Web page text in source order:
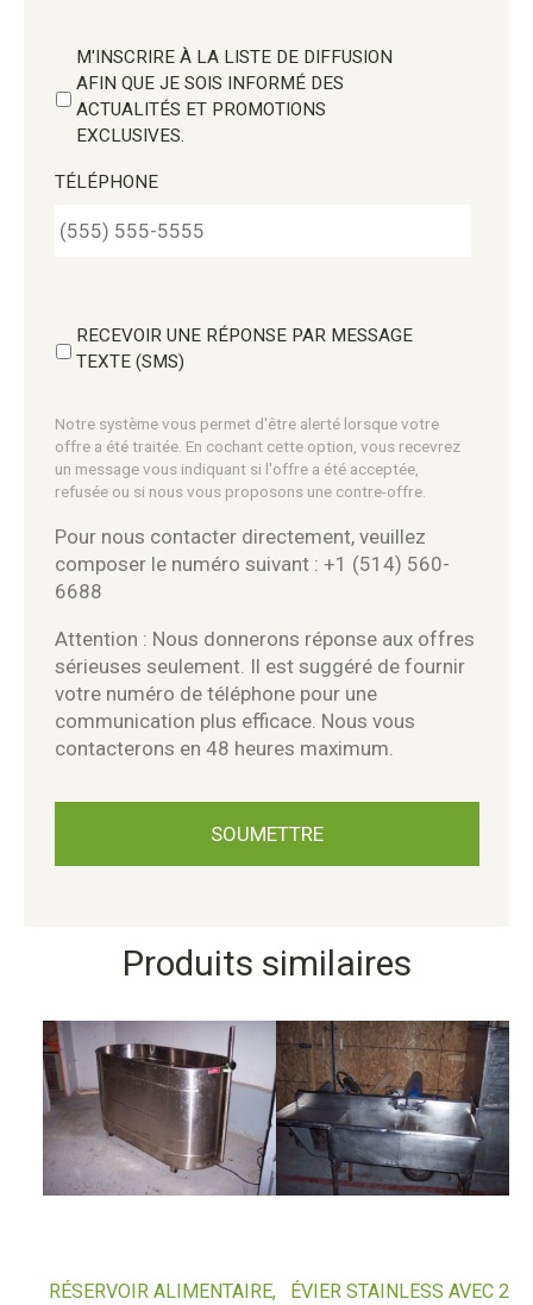
M'INSCRIRE À LA LISTE DE DIFFUSION
AFIN QUE JE SOIS INFORMÉ DES
ACTUALITÉS ET PROMOTIONS
EXCLUSIVES.
TÉLÉPHONE
RECEVOIR UNE RÉPONSE PAR MESSAGE
TEXTE (SMS)
Notre système vous permet d'être alerté lorsque votre
offre a été traitée. En cochant cette option, vous recevrez
un message vous indiquant si l'offre a été acceptée,
refusée ou si nous vous proposons une contre-offre.
Pour nous contacter directement, veuillez
composer le numéro suivant : +1 (514) 560-
6688
Attention : Nous donnerons réponse aux offres
sérieuses seulement. Il est suggéré de fournir
votre numéro de téléphone pour une
communication plus efficace. Nous vous
contacterons en 48 heures maximum.
Produits similaires
ÉVIER STAINLESS AVEC 2
RÉSERVOIR ALIMENTAIRE,